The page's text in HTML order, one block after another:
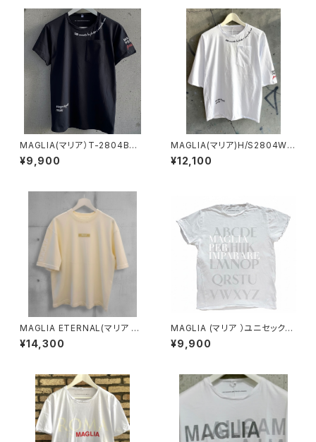
MAGLIA(マリア）T-2804B
リミテッドエディション ユニセ
ックスＴシャツ POESIE シルバ
¥9,900
MAGLIA(マリア)H/S2804W
ユニセックス ハーフスリーブ ホ
ワイト
¥12,100
MAGLIA ETERNAL(マリア エ
ターナル）ユニセックスＴ-シャツ
ET.1000C Cream
¥14,300
MAGLIA (マリア ）ユニセックス
Ｔシャツ Ｔ-7004
¥9,900